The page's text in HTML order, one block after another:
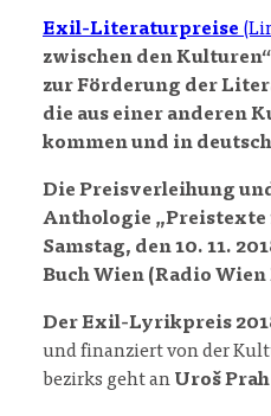
Exil-Literaturpreise
zwischen den
zur Förderung der
die aus einer anderen
kommen und in
Die Preisverleihung
Anthologie „Preistexte
Samstag, den 10. 11.
Buch Wien (Radio Wien
Der Exil-Lyrikpreis
und finanziert von der
bezirks geht an Uroš Prah